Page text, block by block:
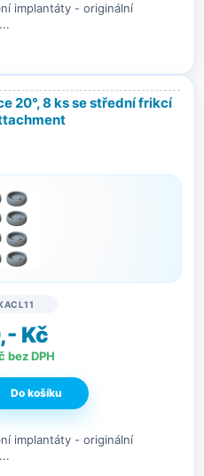
implantáty - originální
20°, 8 ks se střední frikcí
Kč
bez DPH
implantáty - originální